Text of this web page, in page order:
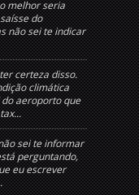
melhor seria
do
não sei te indicar
certeza disso.
climática
aeroporto que
sei te informar
perguntando,
eu escrever